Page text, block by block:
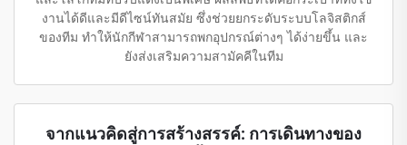
งานได้ดีและมีดีไซน์ทันสมัย ซึ่งช่วยยกระดับระบบโลจิสติกส์
ของทีม ทำให้นักกีฬาสามารถพกอุปกรณ์ต่างๆ ได้ง่ายขึ้น และ
ยังส่งเสริมความสามัคคีในทีม
จากแนวคิดสู่การสร้างสรรค์: การเดินทางของ